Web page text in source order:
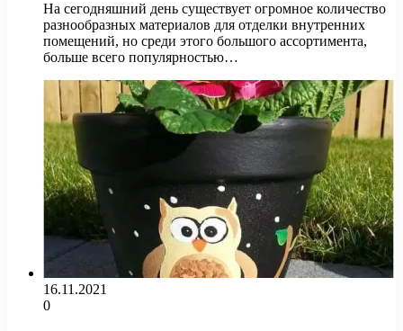
На сегодняшний день существует огромное количество
разнообразных материалов для отделки внутренних
помещений, но среди этого большого ассортимента,
больше всего популярностью…
16.11.2021
0